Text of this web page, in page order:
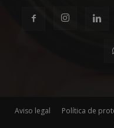
Aviso legal Política de
Las cookies
funcionalidad
Nombre